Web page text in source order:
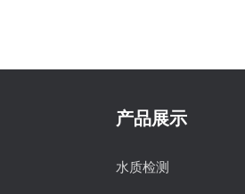
产品展示
水质检测